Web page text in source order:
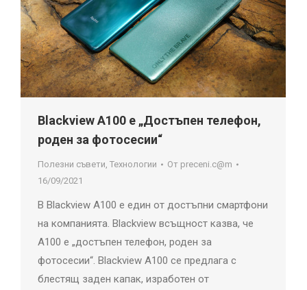
Blackview A100 е „Достъпен телефон,
роден за фотосесии“
Полезни съвети Технологии От preceni.c@m
16/09/2021
В Blackview A100 е един от достъпни смартфони
на компанията. Blackview всъщност казва, че
A100 е „достъпен телефон, роден за
фотосесии“. Blackview A100 се предлага с
блестящ заден капак, изработен от